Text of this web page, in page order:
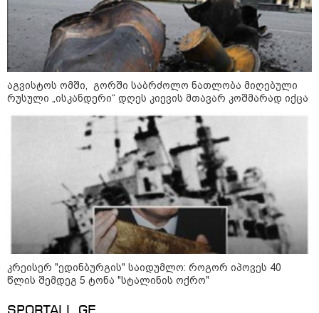
18 წელი აგვისტოს ომიდან - ტრაგიკული
მოვლენების ქრონოლოგია, რომელიც
შესაძლოა, აღარ გვახსოვს
22:28 / 07-08-2026
სად იზღუდება მოძრაობა -
თბილისის მერია ინფორმაციას
ავრცელებს
აგვისტოს ომში, გორში საბრძოლო ნათლობა მიღებული
რუსული „ისკანდერი“ დღეს კიევის მთავარ კოშმარად იქცა
კრეისერ "ედინბურგის" საიდუმლო: როგორ იპოვეს 40
წლის შემდეგ 5 ტონა "სტალინის ოქრო"